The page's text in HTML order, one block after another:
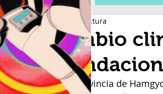
Cambio
3 min de lectura
En la provincia de